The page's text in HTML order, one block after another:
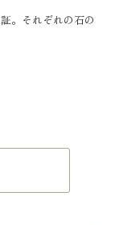
。それぞれの石の